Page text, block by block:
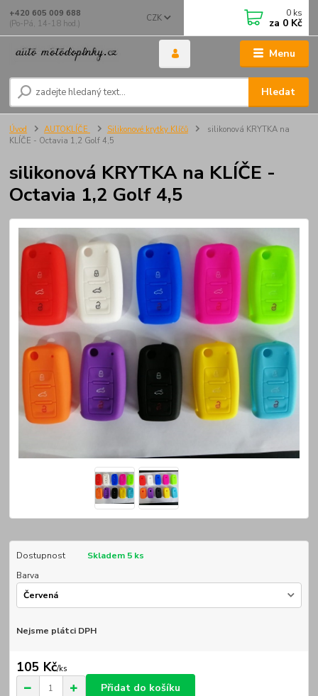
Menu
CZK
Hledat
+420 605 009 688
(Po-Pá, 14-18 hod.)
0 ks
za 0 Kč
Úvod AUTOKLÍČE Silikonové krytky Klíčů
silikonová KRYTKA na
KLÍČE - Octavia 1,2 Golf 4,5
silikonová KRYTKA na KLÍČE -
Octavia 1,2 Golf 4,5
Dostupnost
Skladem 5 ks
Barva
Nejsme plátci DPH
105 Kč/ks
Přidat do košíku